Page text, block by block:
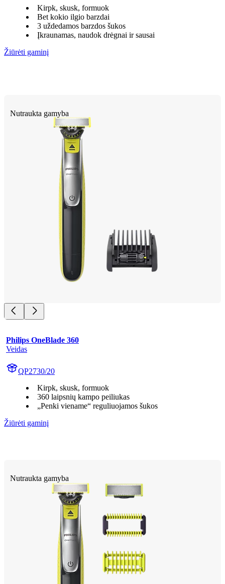
Kirpk, skusk, formuok
Bet kokio ilgio barzdai
3 uždedamos barzdos šukos
Įkraunamas, naudok drėgnai ir sausai
Žiūrėti gaminį
Nutraukta gamyba
Philips OneBlade 360
Veidas
QP2730/20
Kirpk, skusk, formuok
360 laipsnių kampo peiliukas
„Penki viename“ reguliuojamos šukos
Žiūrėti gaminį
Nutraukta gamyba